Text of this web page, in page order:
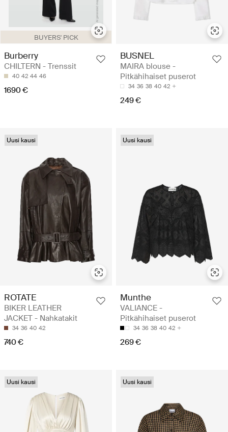
BUYERS' PICK
Burberry
CHILTERN - Trenssit
40 42 44 46
1690 €
BUSNEL
MAIRA blouse -
Pitkähihaiset puserot
34 36 38 40 42
249 €
Uusi kausi
ROTATE
BIKER LEATHER
JACKET - Nahkatakit
34 36 40 42
740 €
Uusi kausi
Munthe
VALIANCE -
Pitkähihaiset puserot
34 36 38 40 42
269 €
Uusi kausi Uusi kausi